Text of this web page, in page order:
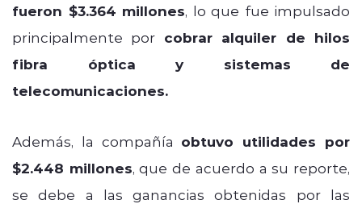
fueron $3.364 millones, lo que fue impulsado
principalmente por cobrar alquiler de hilos
fibra óptica y sistemas de
telecomunicaciones.
Además, la compañía obtuvo utilidades por
$2.448 millones, que de acuerdo a su reporte,
se debe a las ganancias obtenidas por las